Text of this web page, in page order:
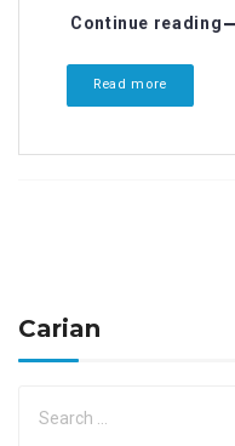
Continue reading
Read more
Carian